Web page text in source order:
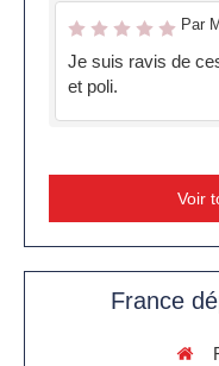
Par
Je suis ravis de
et poli.
Voir
France